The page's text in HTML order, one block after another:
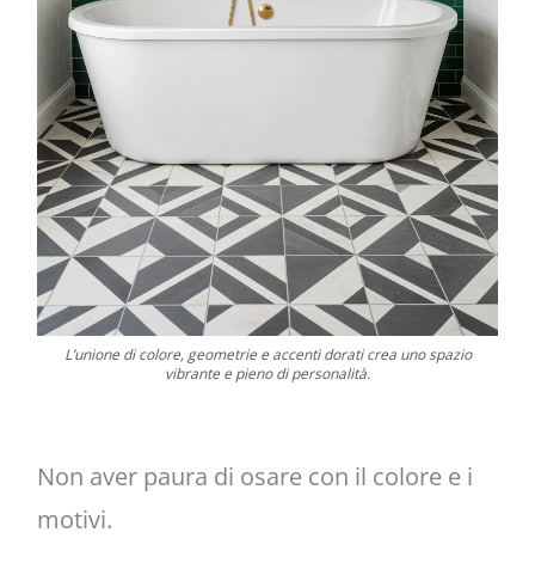
L’unione di colore, geometrie e accenti dorati crea uno spazio
vibrante e pieno di personalità.
Non aver paura di osare con il colore e i
motivi.